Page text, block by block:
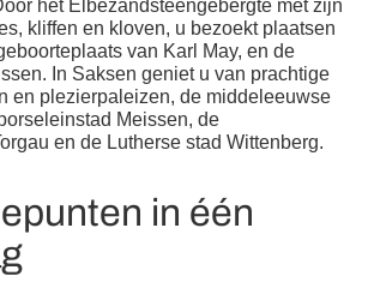
het Elbezandsteengebergte met zijn
kliffen en kloven, u bezoekt plaatsen
van Karl May, en de
In Saksen geniet u van prachtige
en plezierpaleizen, de middeleeuwse
Meissen, de
en de Lutherse stad Wittenberg.
in één